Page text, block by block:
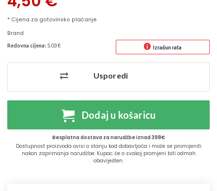
* Cijena za gotovinsko plaćanje
Brand
Redovna cijena: 5.03 € Izračun rata
Usporedi
Dodaj u košaricu
Besplatna dostava za narudžbe iznad 398€
Dostupnost proizvoda ovisi o stanju kod dobavljača i može se promijeniti
nakon zaprimanja narudžbe. Kupac će o svakoj promjeni biti odmah
obaviješten.